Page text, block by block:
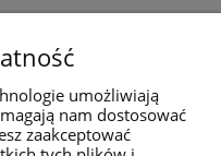
umożliwiają
nam dostosować
zaakceptować